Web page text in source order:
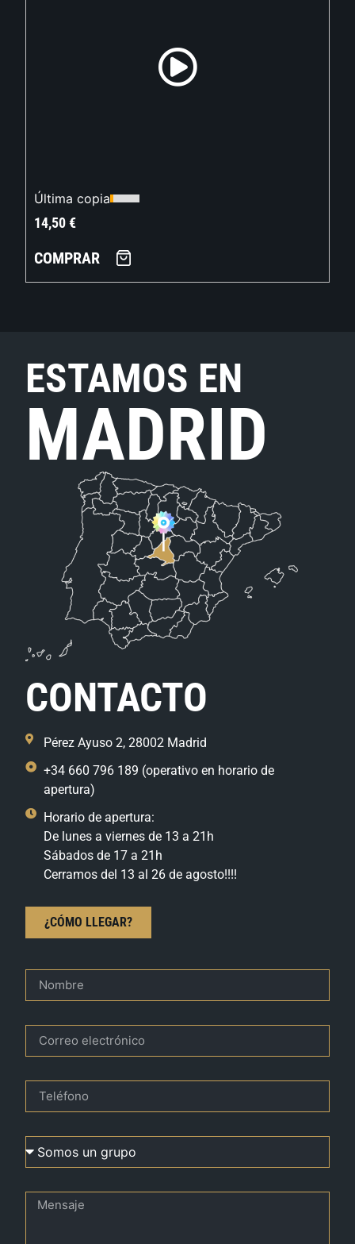
Última copia
14,50€
COMPRAR
ESTAMOS EN
MADRID
CONTACTO
Pérez Ayuso 2, 28002 Madrid
+34 660 796 189 (operativo en horario de
apertura)
Horario de apertura:
De lunes a viernes de 13 a 21h
Sábados de 17 a 21h
Cerramos del 13 al 26 de agosto!!!!
¿CÓMO LLEGAR?